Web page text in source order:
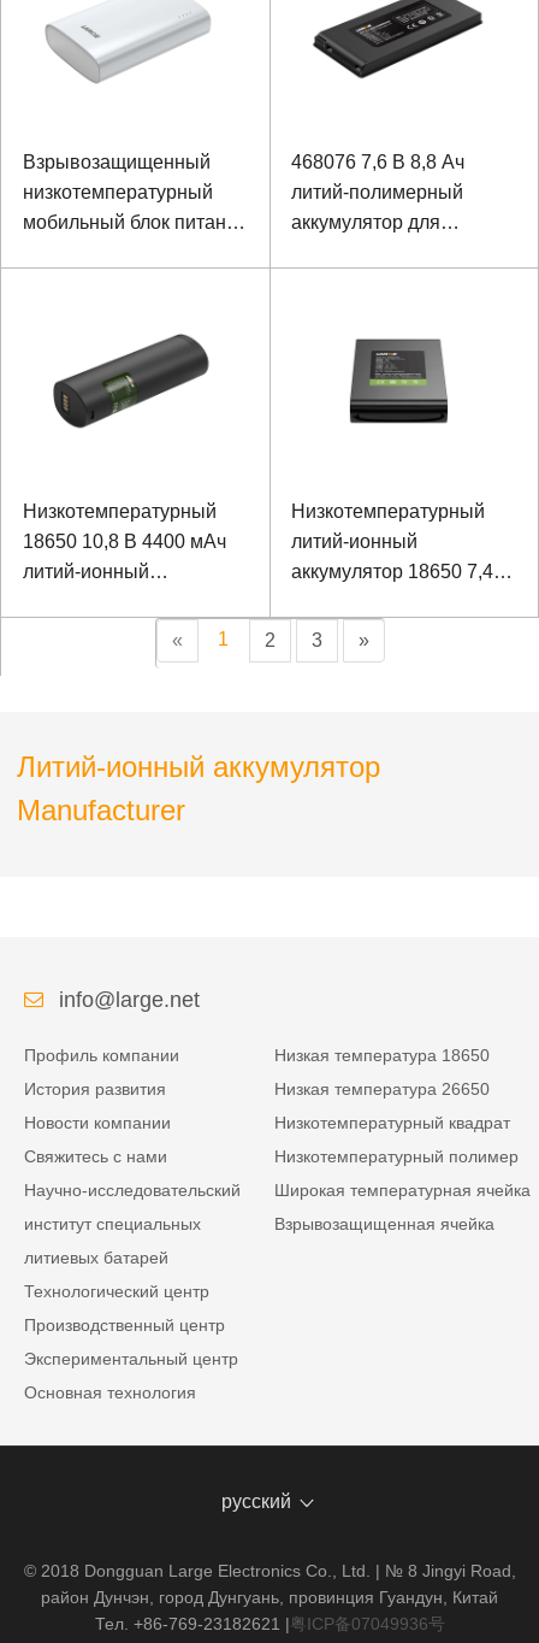
Взрывозащищенный
низкотемпературный
мобильный блок питания
468076 7,6 В 8,8 Ач
литий-полимерный
аккумулятор для
Низкотемпературный
18650 10,8 В 4400 мАч
литий-ионный
Низкотемпературный
литий-ионный
аккумулятор 18650 7,4 В
«
1 2 3 »
Литий-ионный аккумулятор
Manufacturer
info@large.net
Профиль компании
История развития
Новости компании
Свяжитесь с нами
Научно-исследовательский
институт специальных
литиевых батарей
Технологический центр
Производственный центр
Экспериментальный центр
Основная технология
Низкая температура 18650
Низкая температура 26650
Низкотемпературный квадрат
Низкотемпературный полимер
Широкая температурная ячейка
Взрывозащищенная ячейка
русский
© 2018 Dongguan Large Electronics Co., Ltd. | № 8 Jingyi Road,
район Дунчэн, город Дунгуань, провинция Гуандун, Китай
Тел. +86-769-23182621 |粤ICP备07049936号